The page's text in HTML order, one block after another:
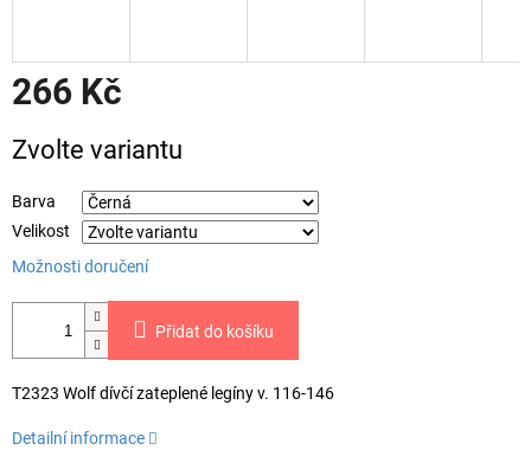
266 Kč
cena:
Zvolte variantu
Barva
Velikost
Možnosti doručení
Přidat do košíku
T2323 Wolf dívčí zateplené legíny v. 116-146
Detailní informace